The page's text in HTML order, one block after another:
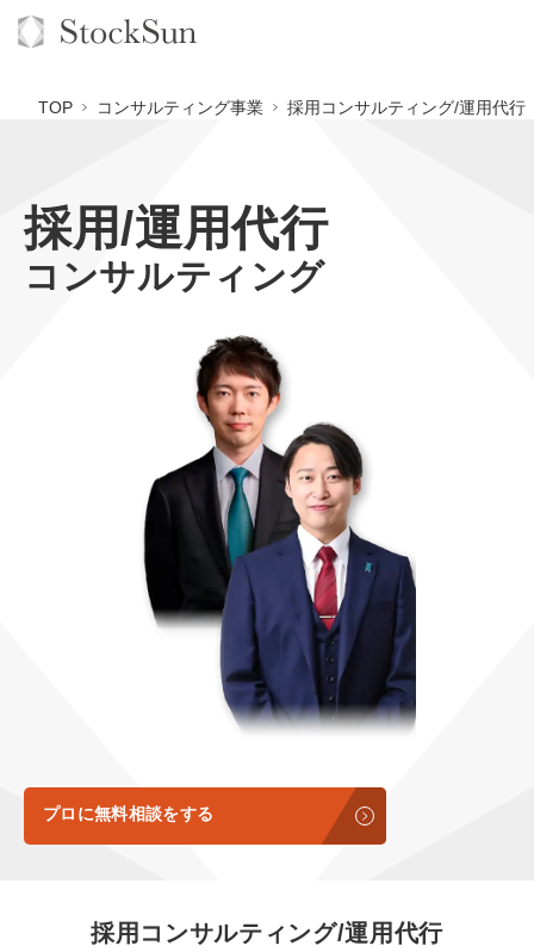
オーダーメイド支援
TOP
BPO支援
定額制営業代行『カリトルくん』
定額制採用代行・RPO『トルトルくん』
営業改善特化の動画制作『動画でカリトルくん』
定額LINE運用代行『LINEマキトルくん』
格安でAI導入支援『あいのりAI』
拡散付1日密着動画制作『まるごと社長』
1本無料で記事を制作『SEOトライアル』
定額制LP制作・改善『最強LP』
採用YouTubeチャンネル構築『トリトル』
YouTubeディレクター
会社概要・役員紹介
ミッション・ビジョン・バリュー
代表メッセージ（岩野圭佑）
認定パートナー
TOP コンサルティング事業 採用コンサルティング/運用代行
採用/運用代行
コンサルティング
プロに無料相談をする
採用コンサルティング/運用代行